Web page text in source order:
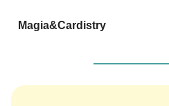
Magia&Cardistry